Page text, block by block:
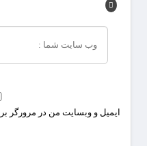
ایمیل و وبسایت من در مرورگر